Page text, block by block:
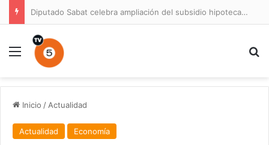
Diputado Sabat celebra ampliación del subsidio hipotecario con viviendas de hasta 6.000 UF
Menú
Inicio / Actualidad
Actualidad Economía